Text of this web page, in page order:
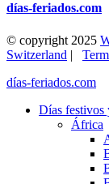
días-feriados.com
© copyright 2025
Switzerland |
días-feriados.com
Días festivos
África